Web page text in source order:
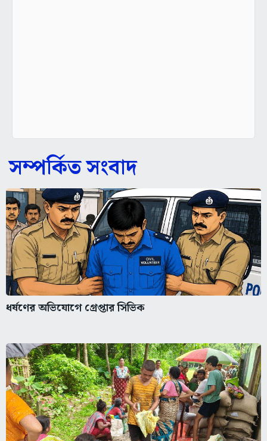
সম্পর্কিত সংবাদ
ধর্ষণের অভিযোগে গ্রেপ্তার সিভিক